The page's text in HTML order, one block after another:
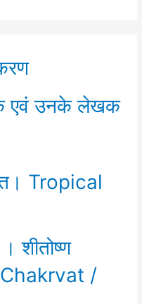
एवं उनके लेखक
Tropical
शीतोष्ण
Chakrvat /